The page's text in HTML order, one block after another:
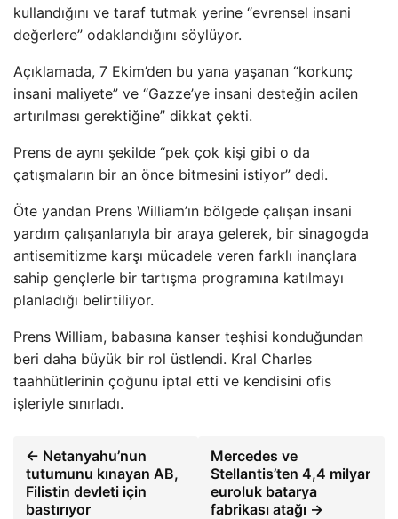
kullandığını ve taraf tutmak yerine “evrensel insani
değerlere” odaklandığını söylüyor.
Açıklamada, 7 Ekim’den bu yana yaşanan “korkunç
insani maliyete” ve “Gazze’ye insani desteğin acilen
artırılması gerektiğine” dikkat çekti.
Prens de aynı şekilde “pek çok kişi gibi o da
çatışmaların bir an önce bitmesini istiyor” dedi.
Öte yandan Prens William’ın bölgede çalışan insani
yardım çalışanlarıyla bir araya gelerek, bir sinagogda
antisemitizme karşı mücadele veren farklı inançlara
sahip gençlerle bir tartışma programına katılmayı
planladığı belirtiliyor.
Prens William, babasına kanser teşhisi konduğundan
beri daha büyük bir rol üstlendi. Kral Charles
taahhütlerinin çoğunu iptal etti ve kendisini ofis
işleriyle sınırladı.
← Netanyahu’nun
tutumunu kınayan AB,
Filistin devleti için
bastırıyor
Mercedes ve
Stellantis’ten 4,4 milyar
euroluk batarya
fabrikası atağı →